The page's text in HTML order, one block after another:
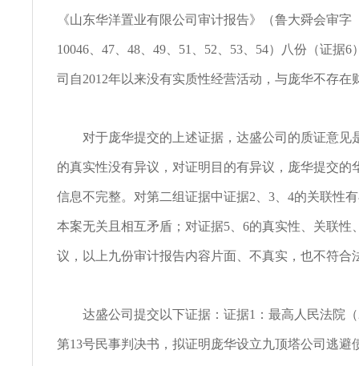
《山东华洋置业有限公司审计报告》（鲁大舜会审字
10046、47、48、49、51、52、53、54）八份（证据
司自2012年以来没有实质性经营活动，与庞华不存在
对于庞华提交的上述证据，达盛公司的质证意见
的真实性没有异议，对证明目的有异议，庞华提交的
信息不完整。对第二组证据中证据2、3、4的关联性
本案无关且相互矛盾；对证据5、6的真实性、关联性
议，以上九份审计报告内容片面、不真实，也不符合
达盛公司提交以下证据：证据1：最高人民法院（
第13号民事判决书，拟证明庞华设立九顶塔公司逃避